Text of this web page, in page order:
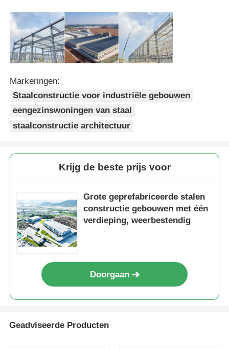
Staalconstructie met meerdere verdiepingen
Industriële staalconstructie
Commerciële staalstructuur
Markeringen:
Staalconstructie voor industriële gebouwen
eengezinswoningen van staal
staalconstructie architectuur
Krijg de beste prijs voor
Grote geprefabriceerde stalen
constructie gebouwen met één
verdieping, weerbestendig
Doorgaan
Geadviseerde Producten